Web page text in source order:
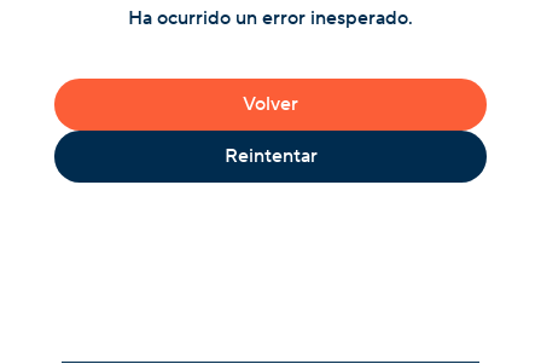
Ha ocurrido un error inesperado.
Volver
Reintentar